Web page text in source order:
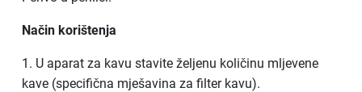
Način korištenja
1. U aparat za kavu stavite željenu količinu mljevene
kave (specifična mješavina za filter kavu).